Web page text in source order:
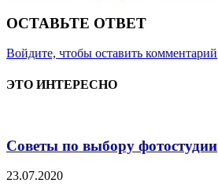
ОСТАВЬТЕ ОТВЕТ
Войдите, чтобы оставить комментарий
ЭТО ИНТЕРЕСНО
Советы по выбору фотостудии
23.07.2020